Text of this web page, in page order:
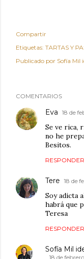
Compartir
Etiquetas: TARTAS Y
Publicado por Sofía Mil
COMENTARIOS
Eva 18 de
Se ve rica,
no he
Besitos.
RESPONDER
Tere 18 de
Soy adicta
habrá que
Teresa
RESPONDER
Sofía Mil
18 de